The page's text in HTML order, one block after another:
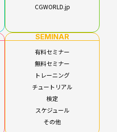
CGWORLD.jp
SEMINAR
有料セミナー
無料セミナー
トレーニング
チュートリアル
検定
スケジュール
その他